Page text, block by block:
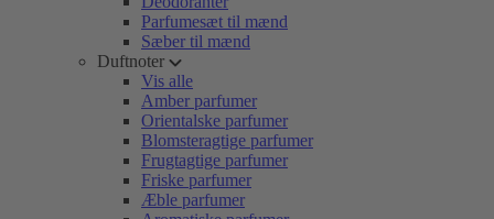
Parfumesæt til mænd
Sæber til mænd
Duftnoter
Vis alle
Amber parfumer
Orientalske parfumer
Blomsteragtige parfumer
Frugtagtige parfumer
Friske parfumer
Æble parfumer